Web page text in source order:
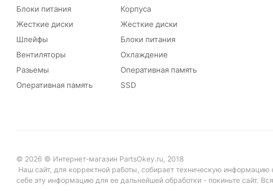
Блоки питания
Жесткие диски
Шлейфы
Вентиляторы
Разьемы
Оперативная память
Корпуса
Жесткие диски
Блоки питания
Охлаждение
Оперативная память
SSD
© 2026 © Интернет-магазин PartsOkey.ru, 2018
Наш сайт, для корректной работы, собирает техническую информацию
себе эту информацию для ее дальнейшей обработки - покиньте сайт.